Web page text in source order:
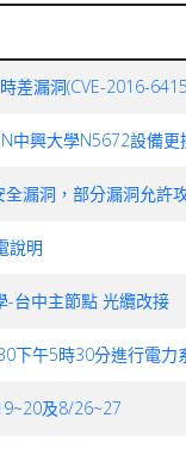
差漏洞(CVE-2016-
中興大學N5672設備更
漏洞，部分漏洞允
說明
-台中主節點 光纜改接
下午5時30分進行電
及8/26~27